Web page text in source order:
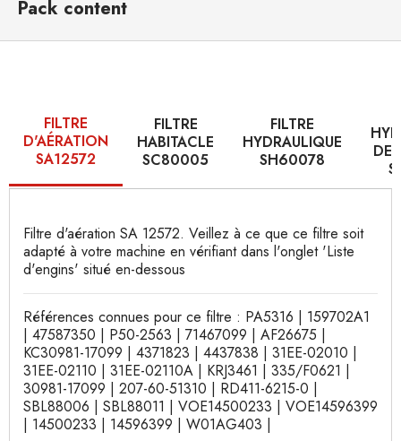
Pack content
FILTRE
D'AÉRATION
SA12572
FILTRE
HABITACLE
SC80005
FILTRE
HYDRAULIQUE
SH60078
DE
Filtre d'aération SA 12572. Veillez à ce que ce filtre soit
adapté à votre machine en vérifiant dans l'onglet 'Liste
d'engins' situé en-dessous
Références connues pour ce filtre : PA5316 | 159702A1
| 47587350 | P50-2563 | 71467099 | AF26675 |
KC30981-17099 | 4371823 | 4437838 | 31EE-02010 |
31EE-02110 | 31EE-02110A | KRJ3461 | 335/F0621 |
30981-17099 | 207-60-51310 | RD411-6215-0 |
SBL88006 | SBL88011 | VOE14500233 | VOE14596399
| 14500233 | 14596399 | W01AG403 |